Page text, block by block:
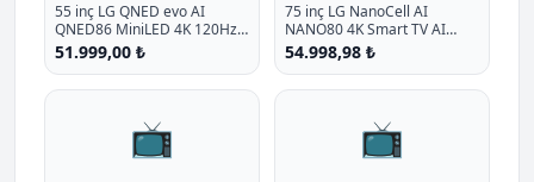
55 inç LG QNED evo AI
QNED86 MiniLED 4K 120Hz
Smart TV AI Sihirli Kumanda
webOS25 2025
51.999,00 ₺
75 inç LG NanoCell AI
NANO80 4K Smart TV AI
Sihirli Kumanda HDR10
webOS25 2025
54.998,98 ₺
📺 📺